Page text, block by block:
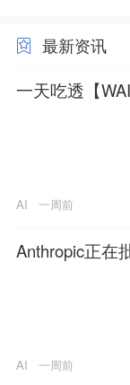
最新资讯
一天吃透【
AI 一周前
Anthropic正在
AI 一周前